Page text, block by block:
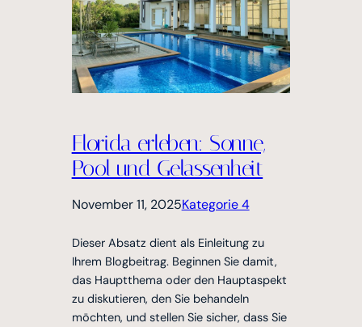
Florida erleben: Sonne,
Pool und Gelassenheit
November 11, 2025Kategorie 4
Dieser Absatz dient als Einleitung zu
Ihrem Blogbeitrag. Beginnen Sie damit,
das Hauptthema oder den Hauptaspekt
zu diskutieren, den Sie behandeln
möchten, und stellen Sie sicher, dass Sie